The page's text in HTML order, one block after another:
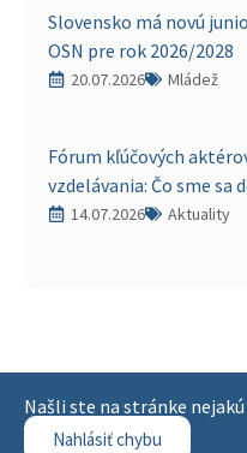
Slovensko má novú
OSN pre rok 2026/2028
20.07.2026 Mládež
Fórum kľúčových
vzdelávania: Čo sme sa
14.07.2026 Aktuality
Našli ste na stránke
Nahlásiť chybu